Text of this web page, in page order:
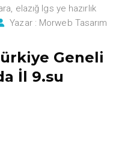
, elazığ lgs ye hazırlık
Yazar : Morweb Tasarım
Geneli
İl 9.su